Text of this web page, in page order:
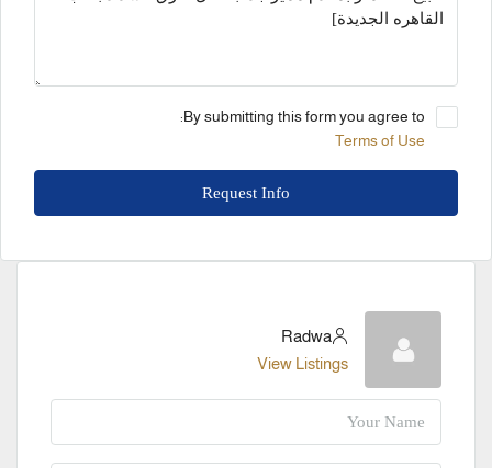
By submitting this form you agree to:
Terms of Use
Request Info
Radwa
View Listings